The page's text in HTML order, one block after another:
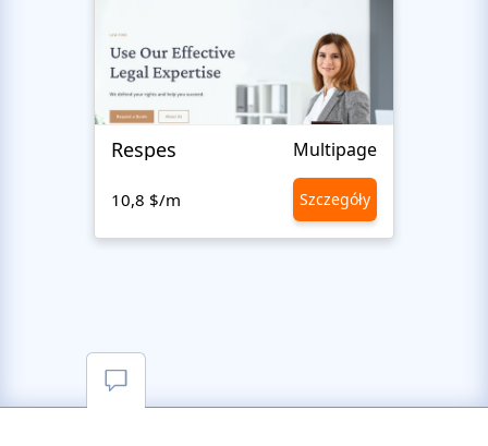
Respes Multipage
10,8 $/m Szczegóły